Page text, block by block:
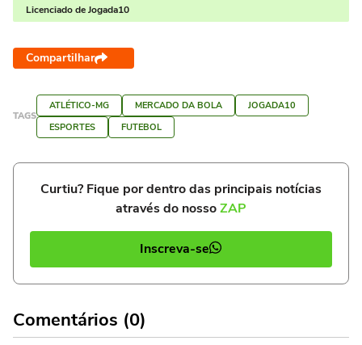
Licenciado de Jogada10
Compartilhar
TAGS
ATLÉTICO-MG MERCADO DA BOLA
JOGADA10
ESPORTES
FUTEBOL
Curtiu? Fique por dentro das principais notícias
através do nossoZAP
Inscreva-se
Comentários (0)